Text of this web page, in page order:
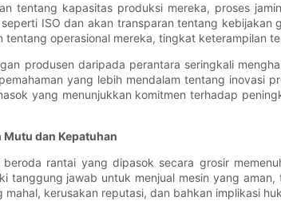
tentang kapasitas produksi mereka, proses
ISO dan akan transparan tentang
tentang operasional mereka, tingkat keterampilan
produsen daripada perantara seringkali
yang lebih mendalam tentang
yang menunjukkan komitmen terhadap
dan Kepatuhan
rantai yang dipasok secara grosir
tanggung jawab untuk menjual mesin yang
kerusakan reputasi, dan bahkan implikasi